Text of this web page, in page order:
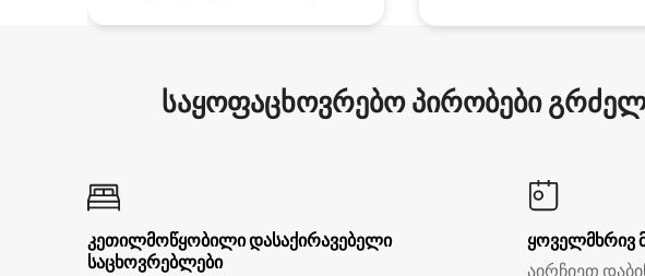
საყოფაცხოვრებო პირობები
კეთილმოწყობილი დასაქირავებელი
საცხოვრებლები
ყოველმხრივ
აირჩიეთ